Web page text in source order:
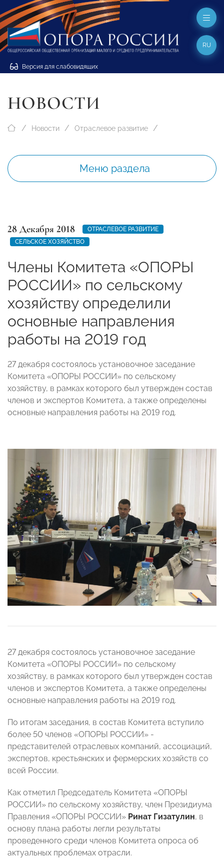
Версия для слабовидящих
RU
НОВОСТИ
Новости Отраслевое развитие
Меню раздела
28 Декабря 2018
ОТРАСЛЕВОЕ РАЗВИТИЕ
СЕЛЬСКОЕ ХОЗЯЙСТВО
Члены Комитета «ОПОРЫ
РОССИИ» по сельскому
хозяйству определили
основные направления
работы на 2019 год
27 декабря состоялось установочное заседание
Комитета «ОПОРЫ РОССИИ» по сельскому
хозяйству, в рамках которого был утвержден состав
членов и экспертов Комитета, а также определены
основные направления работы на 2019 год.
27 декабря состоялось установочное заседание
Комитета «ОПОРЫ РОССИИ» по сельскому
хозяйству, в рамках которого был утвержден состав
членов и экспертов Комитета, а также определены
основные направления работы на 2019 год.
По итогам заседания, в состав Комитета вступило
более 50 членов «ОПОРЫ РОССИИ» -
представителей отраслевых компаний, ассоциаций,
экспертов, крестьянских и фермерских хозяйств со
всей России.
Как отметил Председатель Комитета «ОПОРЫ
РОССИИ» по сельскому хозяйству, член Президиума
Правления «ОПОРЫ РОССИИ» Ринат Гизатулин, в
основу плана работы легли результаты
проведенного среди членов Комитета опроса об
актуальных проблемах отрасли.